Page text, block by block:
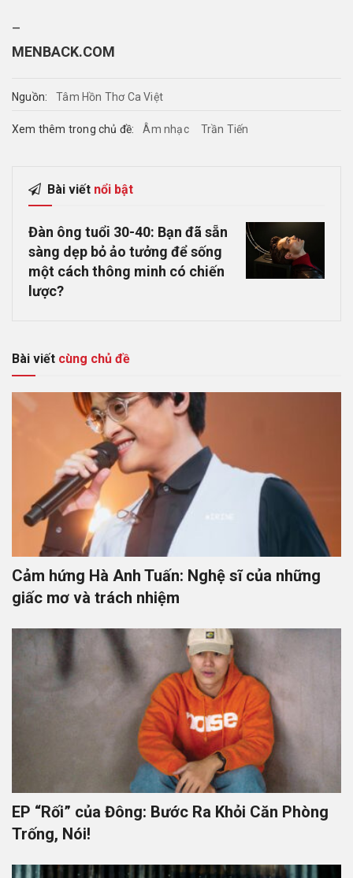
–
MENBACK.COM
Nguồn: Tâm Hồn Thơ Ca Việt
Xem thêm trong chủ đề: Âm nhạc Trần Tiến
Bài viết nổi bật
Đàn ông tuổi 30-40: Bạn đã sẵn
sàng dẹp bỏ ảo tưởng để sống
một cách thông minh có chiến
lược?
Bài viết cùng chủ đề
Cảm hứng Hà Anh Tuấn: Nghệ sĩ của những
giấc mơ và trách nhiệm
EP “Rối” của Đông: Bước Ra Khỏi Căn Phòng
Trống, Nói!